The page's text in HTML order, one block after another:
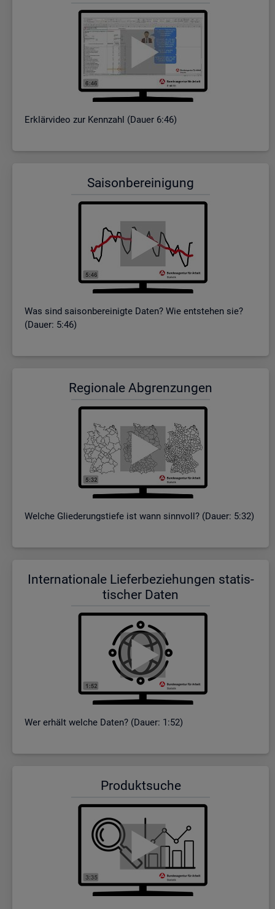
Er­klär­vi­deo zur Kenn­zahl (Dauer 6:46)
Sai­son­be­rei­ni­gung
Was sind sai­son­be­rei­nig­te Daten? Wie ent­ste­hen sie?
(Dauer: 5:46)
Re­gio­na­le Ab­gren­zun­gen
Wel­che Glie­de­rungs­tie­fe ist wann sinn­voll? (Dauer: 5:32)
In­ter­na­tio­na­le Lie­fer­be­zie­hun­gen sta­tis­
ti­scher Daten
Wer er­hält wel­che Daten? (Dauer: 1:52)
Pro­dukt­su­che